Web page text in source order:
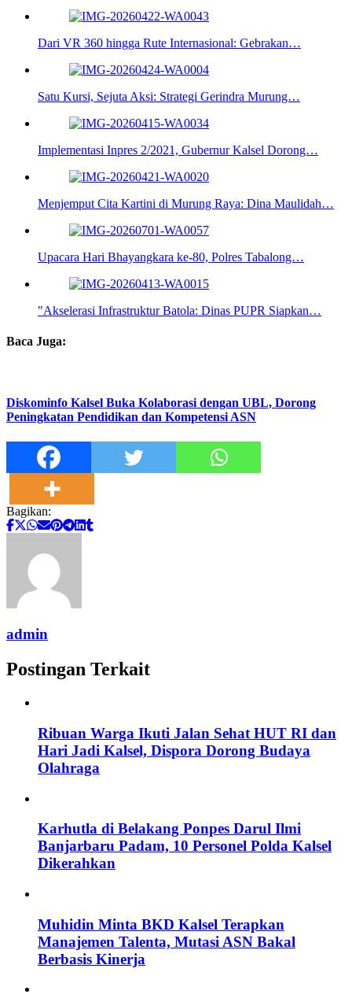
Dari VR 360 hingga Rute Internasional: Gebrakan…
Satu Kursi, Sejuta Aksi: Strategi Gerindra Murung…
Implementasi Inpres 2/2021, Gubernur Kalsel Dorong…
Menjemput Cita Kartini di Murung Raya: Dina Maulidah…
Upacara Hari Bhayangkara ke-80, Polres Tabalong…
"Akselerasi Infrastruktur Batola: Dinas PUPR Siapkan…
Baca Juga:
Diskominfo Kalsel Buka Kolaborasi dengan UBL, Dorong
Peningkatan Pendidikan dan Kompetensi ASN
Bagikan:
admin
Postingan Terkait
Ribuan Warga Ikuti Jalan Sehat HUT RI dan
Hari Jadi Kalsel, Dispora Dorong Budaya
Olahraga
Karhutla di Belakang Ponpes Darul Ilmi
Banjarbaru Padam, 10 Personel Polda Kalsel
Dikerahkan
Muhidin Minta BKD Kalsel Terapkan
Manajemen Talenta, Mutasi ASN Bakal
Berbasis Kinerja